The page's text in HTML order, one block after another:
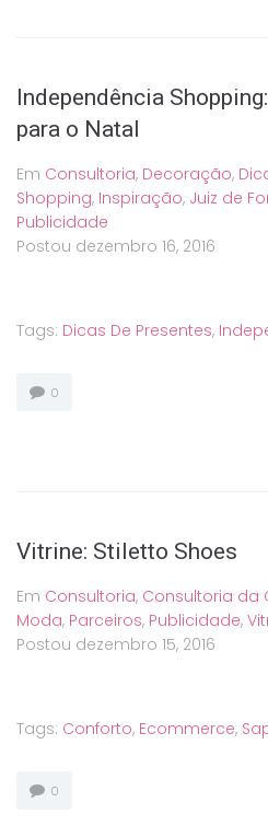
Independência
para o Natal
Em Consultoria, Decoração,
Shopping, Inspiração, Juiz de
Publicidade
Postou dezembro 16, 2016
Tags: Dicas De Presentes,
0
Vitrine: Stiletto Shoes
Em Consultoria, Consultoria da
Moda, Parceiros, Publicidade,
Postou dezembro 15, 2016
Tags: Conforto, Ecommerce,
0